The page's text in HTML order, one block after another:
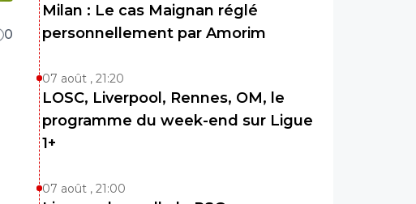
0
Milan : Le cas Maignan réglé
personnellement par Amorim
07 août , 21:20
LOSC, Liverpool, Rennes, OM, le
programme du week-end sur Ligue
1+
07 août , 21:00